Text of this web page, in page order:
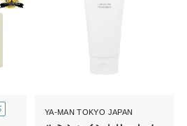
YA-MAN TOKYO JAPAN